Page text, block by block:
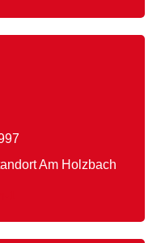
Am Holzbach